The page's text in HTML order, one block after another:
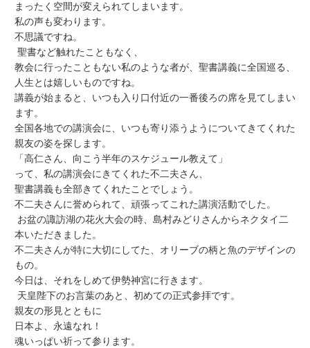
まったく空間が変えられてしまいます。
私の声も変わります。
不思議ですね。
聖書など触れたこともなく、
教会に行ったこともない私のような者が、聖書講義に全国巡る、
人生とは嬉しいものですね。
講義が始まると、いつも入り口付近の一番後ろの席を見てしまい
ます。
全国各地での講演会に、いつも寄り添うようについてきてくれた
親友の姿を探します。
「高仁さん、向こう半年のスケジュール教えて」
って、私の講演会にきてくれた不二夫さん、
聖書講義も全部きてくれたことでしょう。
不二夫さんに誉められて、頑張ってこれた講演活動でした。
お盆の諏訪湖の花火大会の時、島村みどりさんからネクタイ二
本いただきました。
不二夫さんが特に大切にしてた、オリーブの柄と魚のデザインの
もの。
今日は、それをしめて伊勢神宮に行きます。
天皇陛下のお言葉のあと、初めての正式参拝です。
親友の形見とともに
日本よ、永遠なれ！
魂いっぱい祈って参ります。